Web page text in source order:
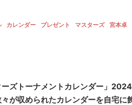
カレンダー プレゼント マスターズ 宮本卓
ズトーナメントカレンダー」
が収められたカレンダーを自宅に